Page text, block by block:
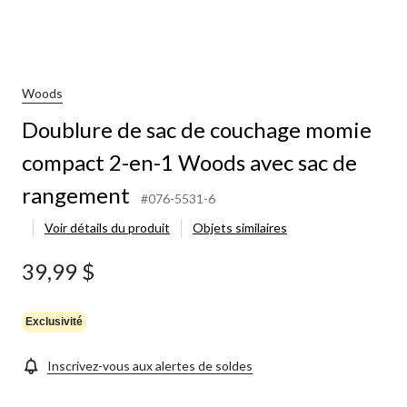
Woods
Doublure de sac de couchage momie
compact 2-en-1 Woods avec sac de
rangement
#076-5531-6
Voir détails du produit
Objets similaires
39,99 $
Exclusivité
Inscrivez-vous aux alertes de soldes